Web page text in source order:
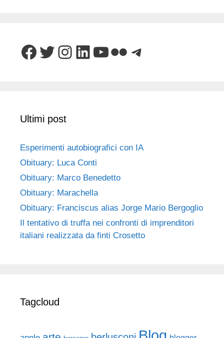
Facebook
Twitter
Instagram
LinkedIn
YouTube
FlickrTelegram
Ultimi post
Esperimenti autobiografici con IA
Obituary: Luca Conti
Obituary: Marco Benedetto
Obituary: Marachella
Obituary: Franciscus alias Jorge Mario Bergoglio
Il tentativo di truffa nei confronti di imprenditori
italiani realizzata da finti Crosetto
Tagcloud